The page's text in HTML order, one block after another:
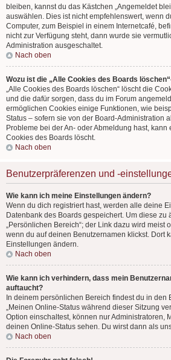
bleiben, kannst du das Kästchen „Angemeldet
auswählen. Dies ist nicht empfehlenswert, wenn
Computer, zum Beispiel in einem Internetcafé,
nicht zur Verfügung steht, dann wurde sie
Administration ausgeschaltet.
Nach oben
Wozu ist die „Alle Cookies des Boards
„Alle Cookies des Boards löschen“ löscht die
und die dafür sorgen, dass du im Forum
ermöglichen Cookies einige Funktionen, wie
Status – sofern sie von der Board-Administration
Probleme bei der An- oder Abmeldung hast, kann
Cookies des Boards löscht.
Nach oben
Benutzerpräferenzen und -
Wie kann ich meine Einstellungen ändern?
Wenn du dich registriert hast, werden alle deine
Datenbank des Boards gespeichert. Um diese zu
„Persönlichen Bereich“; der Link dazu wird meist
wenn du auf deinen Benutzernamen klickst. Dort
Einstellungen ändern.
Nach oben
Wie kann ich verhindern, dass mein
auftaucht?
In deinem persönlichen Bereich findest du in den
„Meinen Online-Status während dieser Sitzung
Option einschaltest, können nur Administratoren,
deinen Online-Status sehen. Du wirst dann als
Nach oben